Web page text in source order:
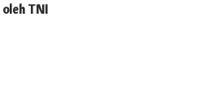
oleh TNI